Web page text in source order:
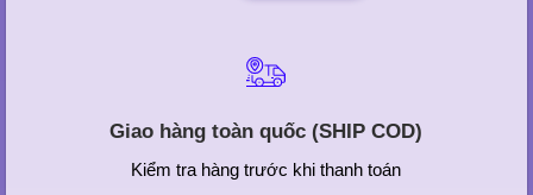
Giao hàng toàn quốc (SHIP COD)
Kiểm tra hàng trước khi thanh toán